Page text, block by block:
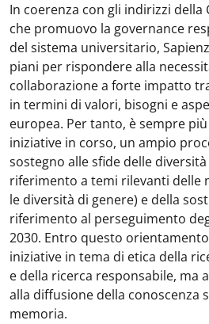
In coerenza con gli indirizzi della
che promuovo la governance
del sistema universitario,
piani per rispondere alla
collaborazione a forte impatto
in termini di valori, bisogni e
europea. Per tanto, è sempre
iniziative in corso, un ampio
sostegno alle sfide delle
riferimento a temi rilevanti delle
le diversità di genere) e della
riferimento al perseguimento
2030. Entro questo
iniziative in tema di etica della
e della ricerca responsabile, ma
alla diffusione della conoscenza
memoria.